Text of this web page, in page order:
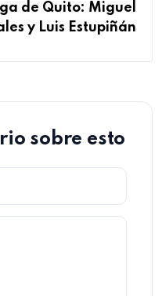
de Quito: Miguel
y Luis Estupiñán
sobre esto